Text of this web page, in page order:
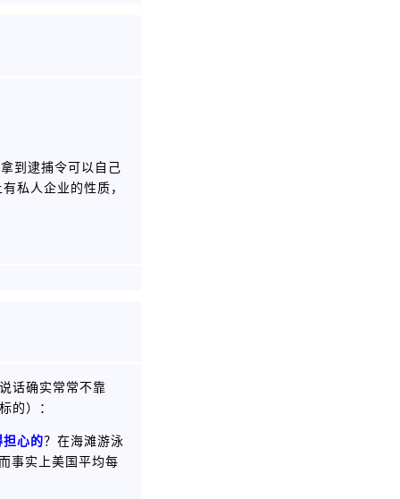
到逮捕令可以自己
私人企业的性质，
话确实常常不靠
的）：
心的？在海滩游泳
事实上美国平均每